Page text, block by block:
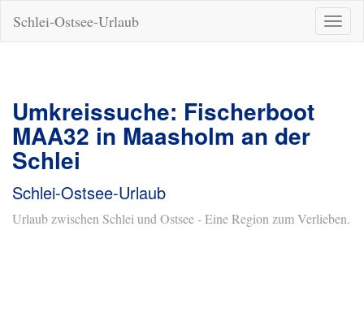
ein-/
Schlei-Ostsee-Urlaub
Umkreissuche: Fischerboot
MAA32 in Maasholm an der
Schlei
Schlei-Ostsee-Urlaub
Urlaub zwischen Schlei und Ostsee - Eine Region zum Verlieben.